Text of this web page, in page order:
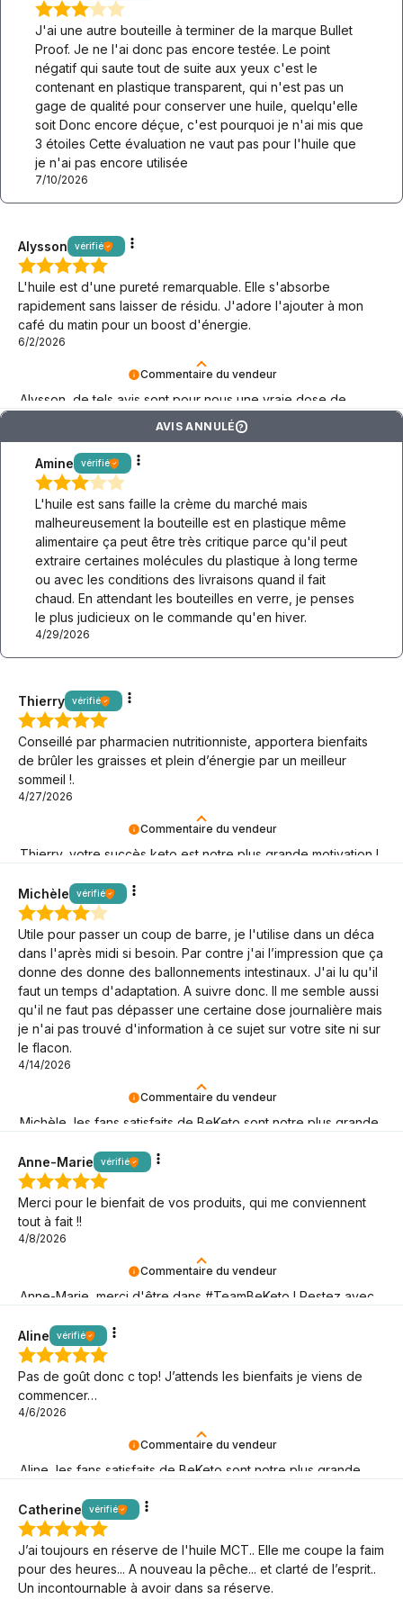
J'ai une autre bouteille à terminer de la marque Bullet
Proof. Je ne l'ai donc pas encore testée. Le point
négatif qui saute tout de suite aux yeux c'est le
contenant en plastique transparent, qui n'est pas un
gage de qualité pour conserver une huile, quelqu'elle
soit Donc encore déçue, c'est pourquoi je n'ai mis que
3 étoiles Cette évaluation ne vaut pas pour l'huile que
je n'ai pas encore utilisée
7/10/2026
Commentaire du vendeur
Alysson, de tels avis sont pour nous une vraie dose de
Alysson vérifié
L'huile est d'une pureté remarquable. Elle s'absorbe
rapidement sans laisser de résidu. J'adore l'ajouter à mon
café du matin pour un boost d'énergie.
6/2/2026
AVIS ANNULÉ ?
Amine vérifié
L'huile est sans faille la crème du marché mais
malheureusement la bouteille est en plastique même
alimentaire ça peut être très critique parce qu'il peut
extraire certaines molécules du plastique à long terme
ou avec les conditions des livraisons quand il fait
chaud. En attendant les bouteilles en verre, je penses
le plus judicieux on le commande qu'en hiver.
4/29/2026
Commentaire du vendeur
Thierry, votre succès keto est notre plus grande motivation !
Thierry vérifié
Conseillé par pharmacien nutritionniste, apportera bienfaits
de brûler les graisses et plein d’énergie par un meilleur
sommeil !.
4/27/2026
Commentaire du vendeur
Michèle, les fans satisfaits de BeKeto sont notre plus grande
Michèle vérifié
Utile pour passer un coup de barre, je l'utilise dans un déca
dans l'après midi si besoin. Par contre j'ai l’impression que ça
donne des donne des ballonnements intestinaux. J'ai lu qu'il
faut un temps d'adaptation. A suivre donc. Il me semble aussi
qu'il ne faut pas dépasser une certaine dose journalière mais
je n'ai pas trouvé d'information à ce sujet sur votre site ni sur
le flacon.
4/14/2026
Commentaire du vendeur
Anne-Marie, merci d'être dans #TeamBeKeto ! Restez avec
Anne-Marie vérifié
Merci pour le bienfait de vos produits, qui me conviennent
tout à fait !!
4/8/2026
Commentaire du vendeur
Aline, les fans satisfaits de BeKeto sont notre plus grande
Aline vérifié
Pas de goût donc c top! J’attends les bienfaits je viens de
commencer…
4/6/2026
Catherine vérifié
J’ai toujours en réserve de l'huile MCT.. Elle me coupe la faim
pour des heures... A nouveau la pêche... et clarté de l’esprit..
Un incontournable à avoir dans sa réserve.